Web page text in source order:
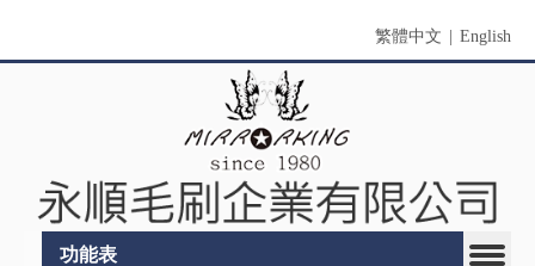
繁體中文 English
功能表